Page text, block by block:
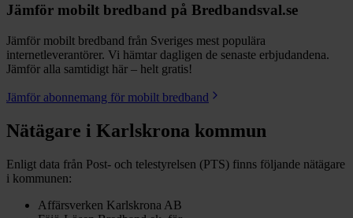
Jämför mobilt bredband på Bredbandsval.se
Jämför mobilt bredband från Sveriges mest populära
internetleverantörer. Vi hämtar dagligen de senaste erbjudandena.
Jämför alla samtidigt här – helt gratis!
Jämför abonnemang för mobilt bredband
Nätägare i Karlskrona kommun
Enligt data från Post- och telestyrelsen (PTS) finns följande nätägare
i kommunen:
Affärsverken Karlskrona AB